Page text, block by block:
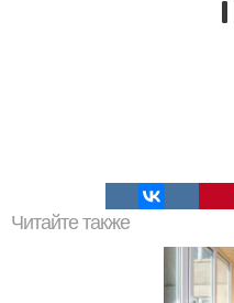
Читайте также